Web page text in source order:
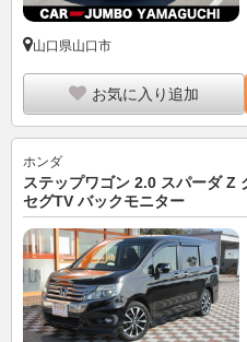
山口県山口市
お気に入り追加
ホンダ
ステップワゴン 2.0 スパーダ Z
セグTV バックモニター